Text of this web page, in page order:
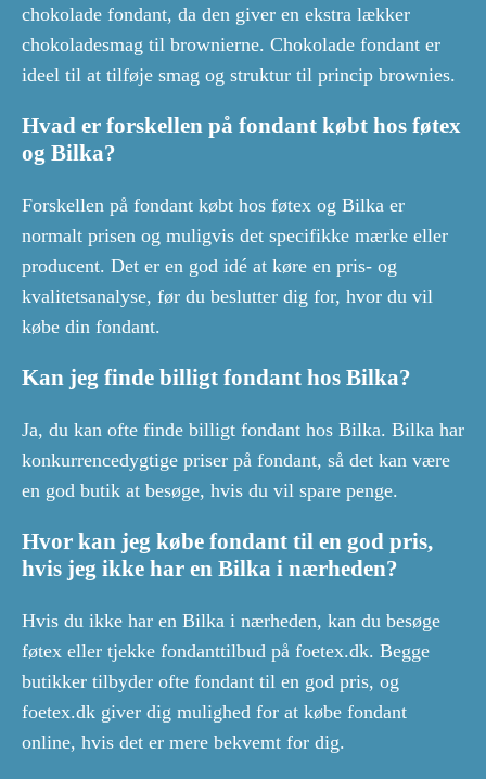
chokolade fondant, da den giver en ekstra lækker
chokoladesmag til brownierne. Chokolade fondant er
ideel til at tilføje smag og struktur til princip brownies.
Hvad er forskellen på fondant købt hos føtex
og Bilka?
Forskellen på fondant købt hos føtex og Bilka er
normalt prisen og muligvis det specifikke mærke eller
producent. Det er en god idé at køre en pris- og
kvalitetsanalyse, før du beslutter dig for, hvor du vil
købe din fondant.
Kan jeg finde billigt fondant hos Bilka?
Ja, du kan ofte finde billigt fondant hos Bilka. Bilka har
konkurrencedygtige priser på fondant, så det kan være
en god butik at besøge, hvis du vil spare penge.
Hvor kan jeg købe fondant til en god pris,
hvis jeg ikke har en Bilka i nærheden?
Hvis du ikke har en Bilka i nærheden, kan du besøge
føtex eller tjekke fondanttilbud på foetex.dk. Begge
butikker tilbyder ofte fondant til en god pris, og
foetex.dk giver dig mulighed for at købe fondant
online, hvis det er mere bekvemt for dig.